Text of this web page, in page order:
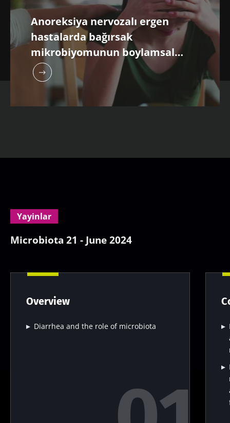
Anoreksiya nervozalı ergen
hastalarda bağırsak
mikrobiyomunun boylamsal
analizi: klinik sonuçlarla ilişkili
mikrobiyomla ilgili faktörler
Yayinlar
Microbiota 21 - June 2024
Overview
Diarrhea and the role of microbiota